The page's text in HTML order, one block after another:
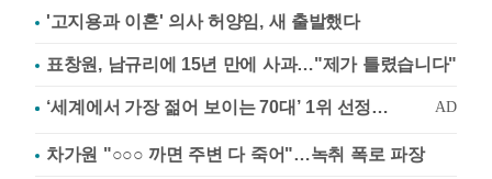
'고지용과 이혼' 의사 허양임, 새 출발했다
표창원, 남규리에 15년 만에 사과…"제가 틀렸습니다"
차가원 "○○○ 까면 주변 다 죽어"…녹취 폭로 파장